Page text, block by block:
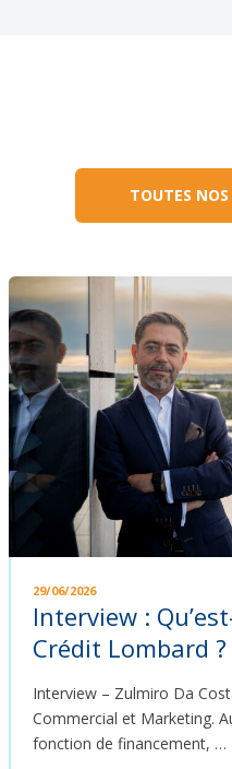
TOUTES
29/06/2026
Interview :
Crédit Lombard ?
Interview – Zulmiro Da
Commercial et Marketing.
fonction de financement, …